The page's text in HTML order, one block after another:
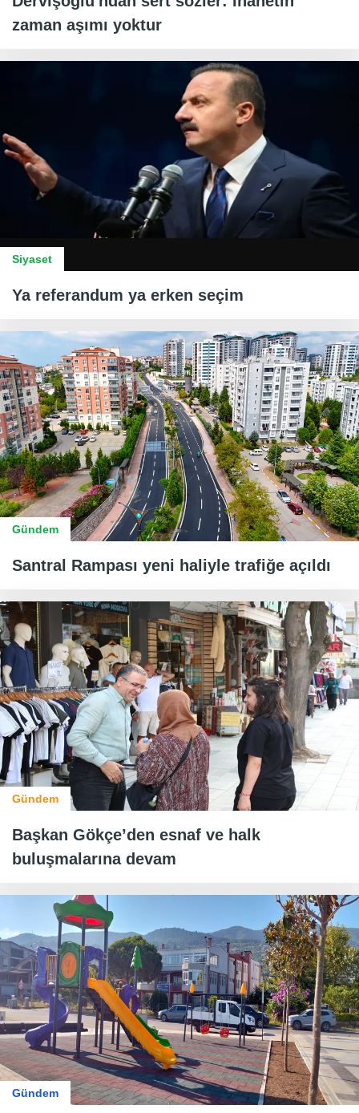
zaman aşımı yoktur
Siyaset
Ya referandum ya erken seçim
Gündem
Santral Rampası yeni haliyle trafiğe açıldı
Gündem
Başkan Gökçe’den esnaf ve halk
buluşmalarına devam
Gündem